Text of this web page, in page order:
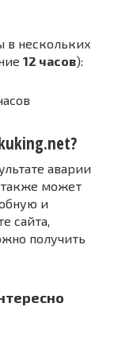
в нескольких
12 часов):
аварии
также может
и
сайта,
получить